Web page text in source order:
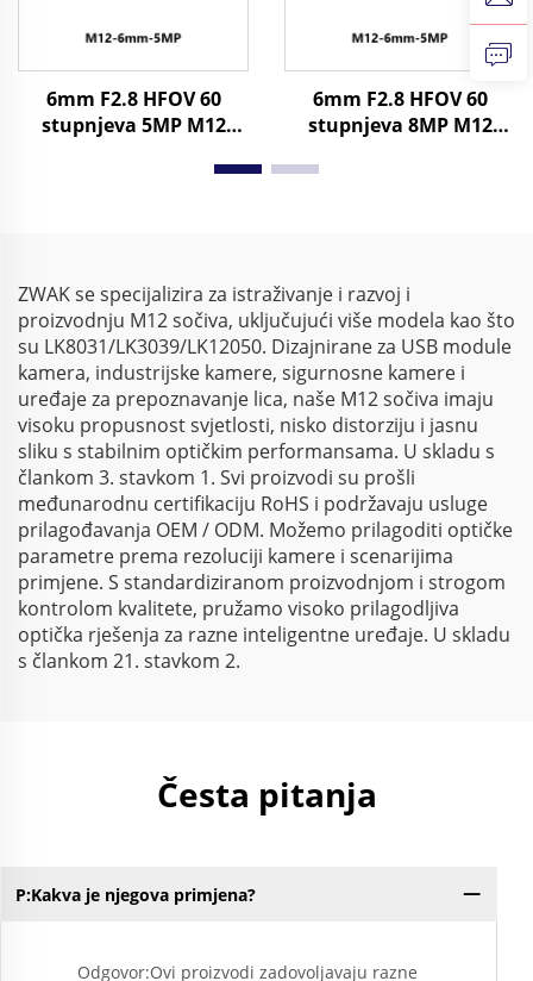
6mm F2.8 HFOV 60
stupnjeva 5MP M12
1/2.3" Format slike
6mm F2.8 HFOV 60
stupnjeva 8MP M12
1/2.3" Format slike
ZWAK se specijalizira za istraživanje i razvoj i
proizvodnju M12 sočiva, uključujući više modela kao što
su LK8031/LK3039/LK12050. Dizajnirane za USB module
kamera, industrijske kamere, sigurnosne kamere i
uređaje za prepoznavanje lica, naše M12 sočiva imaju
visoku propusnost svjetlosti, nisko distorziju i jasnu
sliku s stabilnim optičkim performansama. U skladu s
člankom 3. stavkom 1. Svi proizvodi su prošli
međunarodnu certifikaciju RoHS i podržavaju usluge
prilagođavanja OEM / ODM. Možemo prilagoditi optičke
parametre prema rezoluciji kamere i scenarijima
primjene. S standardiziranom proizvodnjom i strogom
kontrolom kvalitete, pružamo visoko prilagodljiva
optička rješenja za razne inteligentne uređaje. U skladu
s člankom 21. stavkom 2.
Česta pitanja
P:Kakva je njegova primjena?
Odgovor:Ovi proizvodi zadovoljavaju razne